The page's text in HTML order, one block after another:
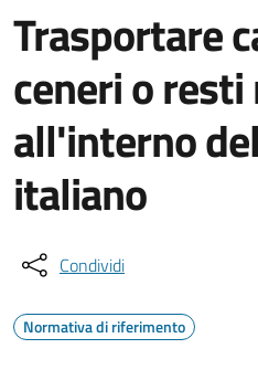
Trasportare
ceneri o
all'interno
italiano
Condividi
Normativa di riferimento